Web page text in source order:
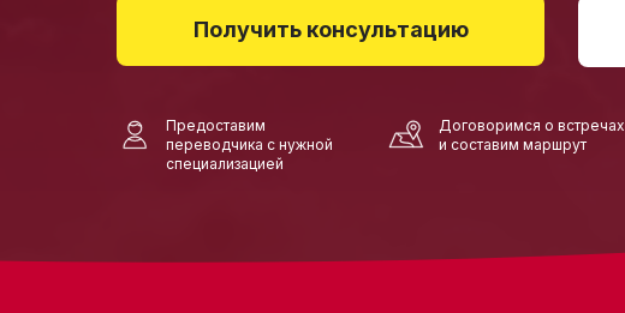
Получить консультацию
Предоставим
переводчика с нужной
специализацией
Договоримся о встречах
и составим маршрут